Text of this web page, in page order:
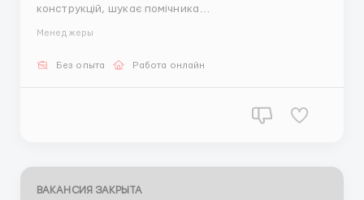
конструкцій, шукає помічника
ми пропонуємо: ставку + бонуси та премії ; підтримку
Менеджеры
Без опыта Работа онлайн
ВАКАНСИЯ ЗАКРЫТА